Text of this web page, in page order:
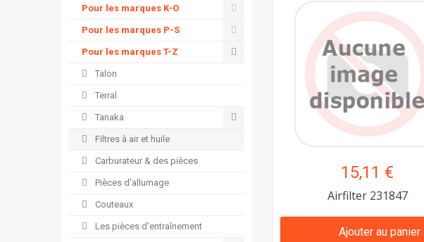
15,11 €
Airfilter 231847
Ajouter au panier
Pour les marques K-O
Pour les marques P-S
Pour les marques T-Z
Talon
Terral
Tanaka
Filtres à air et huile
Carburateur & des pièces
Pièces d'allumage
Couteaux
Les pièces d'entraînement